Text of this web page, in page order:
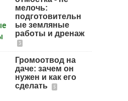
мелочь:
подготовительн
ые земляные
работы и дренаж
3
Громоотвод на
даче: зачем он
нужен и как его
сделать
5